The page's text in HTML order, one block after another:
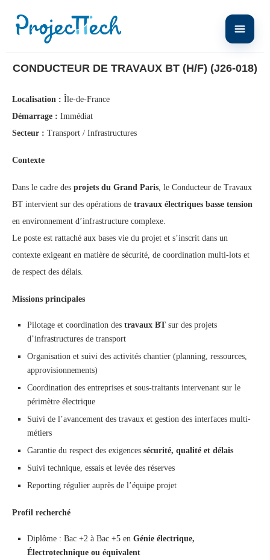
CONDUCTEUR DE TRAVAUX BT (H/F) (J26-018)
Localisation : Île-de-France
Démarrage : Immédiat
Secteur : Transport / Infrastructures
Contexte
Dans le cadre des projets du Grand Paris, le Conducteur de Travaux
BT intervient sur des opérations de travaux électriques basse tension
en environnement d’infrastructure complexe.
Le poste est rattaché aux bases vie du projet et s’inscrit dans un
contexte exigeant en matière de sécurité, de coordination multi-lots et
de respect des délais.
Missions principales
Pilotage et coordination des travaux BTsur des projets
d’infrastructures de transport
Organisation et suivi des activités chantier (planning, ressources,
approvisionnements)
Coordination des entreprises et sous-traitants intervenant sur le
périmètre électrique
Suivi de l’avancement des travaux et gestion des interfaces multi-
métiers
Garantie du respect des exigences sécurité, qualité et délais
Suivi technique, essais et levée des réserves
Reporting régulier auprès de l’équipe projet
Profil recherché
Diplôme : Bac +2 à Bac +5 en Génie électrique,
Électrotechnique ou équivalent